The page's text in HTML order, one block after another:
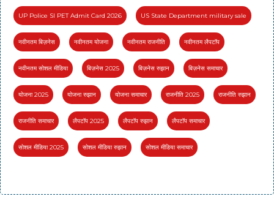
UP Police SI PET Admit Card 2026 US State Department military sale
नवीनतम बिज़नेस नवीनतम योजना नवीनतम राजनीति नवीनतम लैपटॉप
नवीनतम सोशल मीडिया बिज़नेस 2025 बिज़नेस रुझान बिज़नेस समाचार
योजना 2025 योजना रुझान योजना समाचार राजनीति 2025 राजनीति रुझान
राजनीति समाचार लैपटॉप 2025 लैपटॉप रुझान लैपटॉप समाचार
सोशल मीडिया 2025 सोशल मीडिया रुझान सोशल मीडिया समाचार